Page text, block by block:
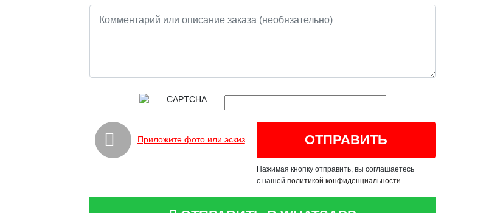
Приложите фото или эскиз
Нажимая кнопку отправить, вы соглашаетесь
с нашей политикой конфиденциальности